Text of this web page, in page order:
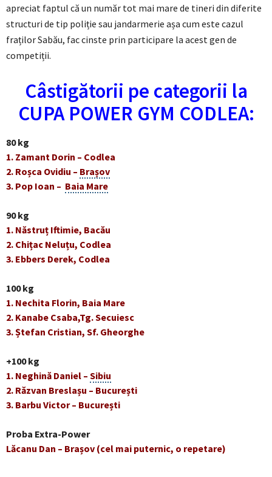
apreciat faptul că un număr tot mai mare de tineri din diferite
structuri de tip poliție sau jandarmerie așa cum este cazul
fraților Sabău, fac cinste prin participare la acest gen de
competiții.
Câstigătorii pe categorii la
CUPA POWER GYM CODLEA:
80 kg
1. Zamant Dorin – Codlea
2. Roșca Ovidiu – Brașov
3. Pop Ioan – Baia Mare
90 kg
1. Năstruț Iftimie, Bacău
2. Chițac Neluțu, Codlea
3. Ebbers Derek, Codlea
100 kg
1. Nechita Florin, Baia Mare
2. Kanabe Csaba,Tg. Secuiesc
3. Ștefan Cristian, Sf. Gheorghe
+100 kg
1. Neghină Daniel – Sibiu
2. Răzvan Breslașu – București
3. Barbu Victor – București
Proba Extra-Power
Lăcanu Dan – Brașov (cel mai puternic, o repetare)